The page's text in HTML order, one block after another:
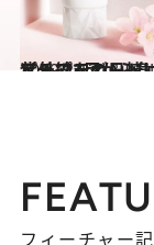
2019.2.13
プチプラの日焼け止めジェルで3月から急上昇する紫外線をガード
ビューティ＆ヘ
フィーチャー